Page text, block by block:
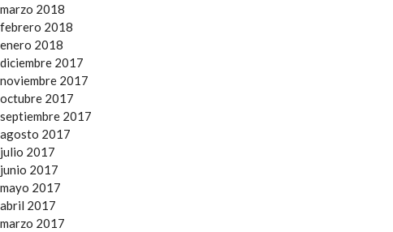
marzo 2018
febrero 2018
enero 2018
diciembre 2017
noviembre 2017
octubre 2017
septiembre 2017
agosto 2017
julio 2017
junio 2017
mayo 2017
abril 2017
marzo 2017